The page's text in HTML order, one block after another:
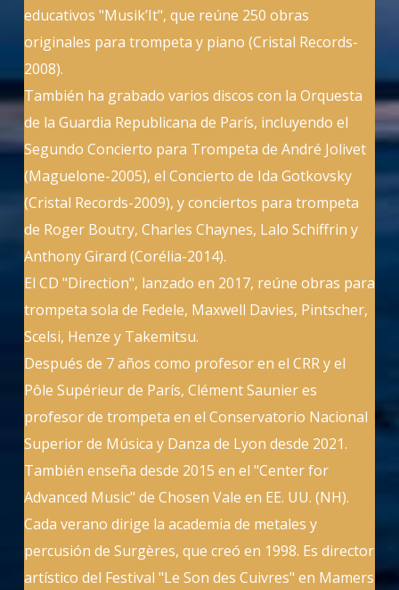
educativos "Musik’It", que reúne 250 obras
originales para trompeta y piano (Cristal Records-
2008).
También ha grabado varios discos con la Orquesta
de la Guardia Republicana de París, incluyendo el
Segundo Concierto para Trompeta de André Jolivet
(Maguelone-2005), el Concierto de Ida Gotkovsky
(Cristal Records-2009), y conciertos para trompeta
de Roger Boutry, Charles Chaynes, Lalo Schiffrin y
Anthony Girard (Corélia-2014).
El CD "Direction", lanzado en 2017, reúne obras para
trompeta sola de Fedele, Maxwell Davies, Pintscher,
Scelsi, Henze y Takemitsu.
Después de 7 años como profesor en el CRR y el
Pôle Supérieur de París, Clément Saunier es
profesor de trompeta en el Conservatorio Nacional
Superior de Música y Danza de Lyon desde 2021.
También enseña desde 2015 en el "Center for
Advanced Music" de Chosen Vale en EE. UU. (NH).
Cada verano dirige la academia de metales y
percusión de Surgères, que creó en 1998. Es director
artístico del Festival "Le Son des Cuivres" en Mamers